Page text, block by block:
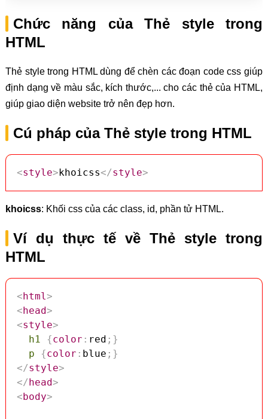
Chức năng của Thẻ style trong
HTML
Thẻ style trong HTML dùng để chèn các đoạn code css giúp
định dạng về màu sắc, kích thước,... cho các thẻ của HTML,
giúp giao diện website trở nên đẹp hơn.
Cú pháp của Thẻ style trong HTML
<style> khoicss</style>
khoicss: Khối css của các class, id, phần tử HTML.
Ví dụ thực tế về Thẻ style trong
HTML
<html>
<head>
<style>
h1
{color : red ; }
p
{color : blue ; }
</style>
</head>
<body>